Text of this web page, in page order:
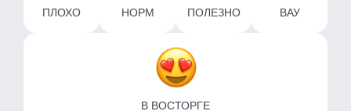
ПЛОХО НОРМ ПОЛЕЗНО ВАУ
В ВОСТОРГЕ